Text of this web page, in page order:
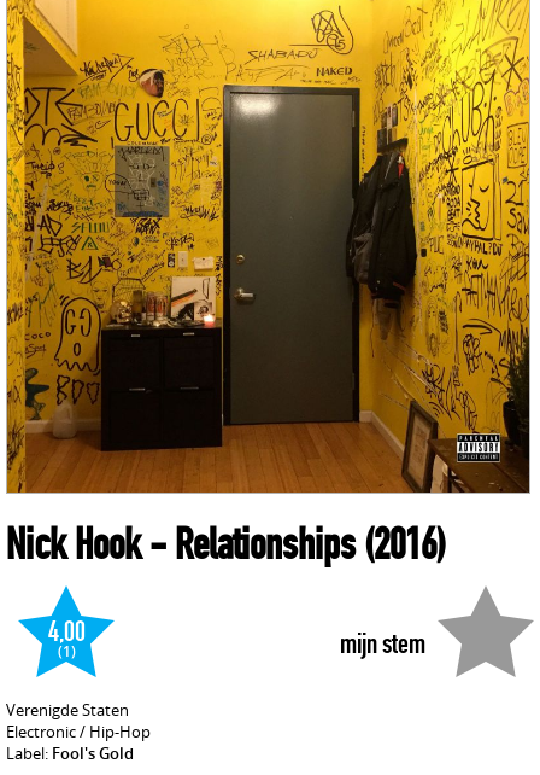
Nick Hook- Relationships(2016)
mijn stem
4,00
(1)
Verenigde Staten
Electronic / Hip-Hop
Label: Fool's Gold